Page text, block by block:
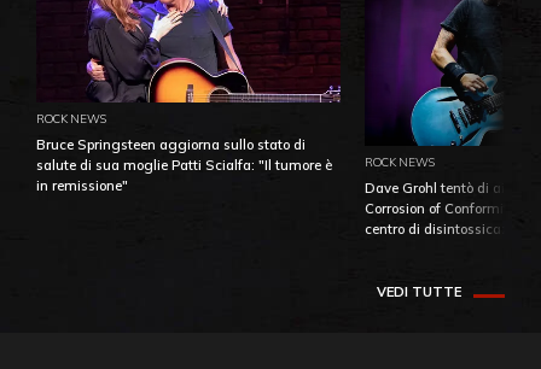
ROCK NEWS
Bruce Springsteen aggiorna sullo stato di
salute di sua moglie Patti Scialfa: "Il tumore è
in remissione"
ROCK NEWS
Dave Grohl tentò di
Corrosion of Conformity
centro di
VEDI TUTTE